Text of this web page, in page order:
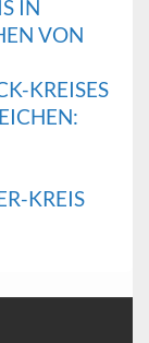
IN
VON
KREISES
KREIS